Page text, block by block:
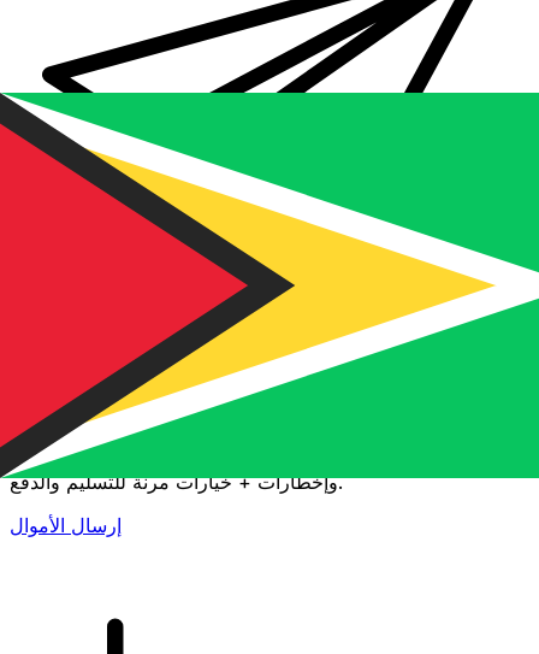
إكس إي (Xe) لتحويلات الأموال الدولية
أرسل المال عبر الإنترنت بسرعة وسهولة وأمان. تتبع مباشر
وإخطارات + خيارات مرنة للتسليم والدفع.
إرسال الأموال